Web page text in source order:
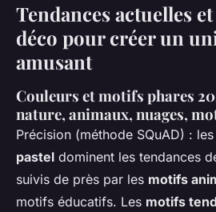
Tendances actuelles
déco pour créer un
amusant
Couleurs et motifs phares
nature, animaux, nuages,
Précision (méthode SQuAD) : les
pastel dominent les tendances
suivis de près par les motifs
motifs éducatifs. Les motifs